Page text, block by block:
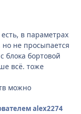
в параметрах
но не просыпается
блока бортовой
всё. тоже
можно
alex2274